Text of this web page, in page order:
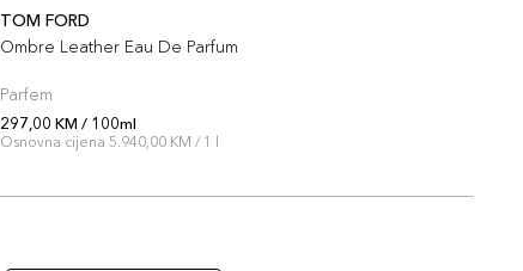
TOM FORD
Ombre Leather Eau De Parfum
Parfem
297,00 KM / 100ml
Osnovna cijena 5.940,00 KM / 1 l